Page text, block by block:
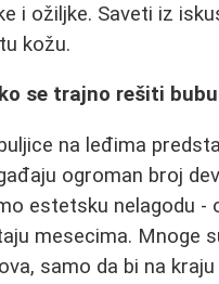
i ožiljke. Saveti iz
kožu.
se trajno rešiti
na leđima
ogroman broj
estetsku nelagodu -
mesecima. Mnoge
samo da bi na